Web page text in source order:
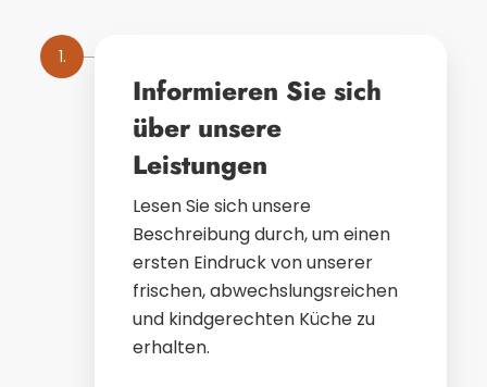
Informieren Sie sich
über unsere
Leistungen
Lesen Sie sich unsere
Beschreibung durch, um einen
ersten Eindruck von unserer
frischen, abwechslungsreichen
und kindgerechten Küche zu
erhalten.
1.